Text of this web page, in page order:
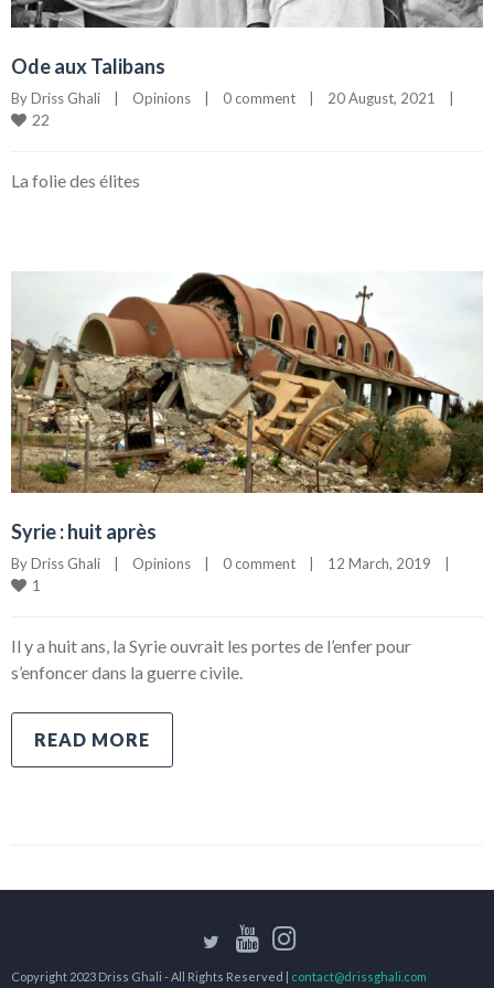
Ode aux Talibans
By Driss Ghali | Opinions | 0 comment | 20 August, 2021 |
22
La folie des élites
Syrie : huit après
By Driss Ghali Opinions 0 comment 12 March, 2019
1
Il y a huit ans, la Syrie ouvrait les portes de l’enfer pour
s’enfoncer dans la guerre civile.
READ MORE
Copyright 2023 Driss Ghali - All Rights Reserved | contact@drissghali.com